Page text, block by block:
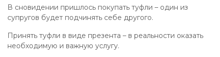
В сновидении пришлось покупать туфли – один из
супругов будет подчинять себе другого.
Принять туфли в виде презента – в реальности оказать
необходимую и важную услугу.